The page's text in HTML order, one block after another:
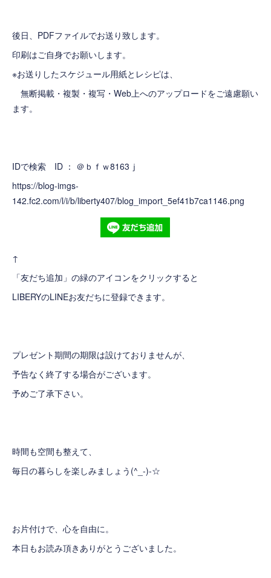
後日、PDFファイルでお送り致します。
印刷はご自身でお願いします。
※お送りしたスケジュール用紙とレシピは、
無断掲載・複製・複写・Web上へのアップロードをご遠慮願い
ます。
IDで検索 ID ： ＠ｂｆｗ8163ｊ
https://blog-imgs-
142.fc2.com/l/i/b/liberty407/blog_import_5ef41b7ca1146.png
↑
「友だち追加」の緑のアイコンをクリックすると
LIBERYのLINEお友だちに登録できます。
プレゼント期間の期限は設けておりませんが、
予告なく終了する場合がございます。
予めご了承下さい。
時間も空間も整えて、
毎日の暮らしを楽しみましょう(^_-)-☆
お片付けで、心を自由に。
本日もお読み頂きありがとうございました。